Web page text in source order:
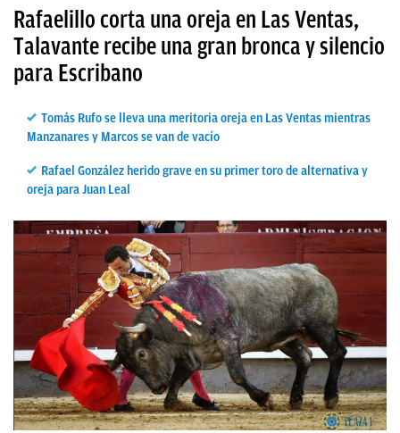
Rafaelillo corta una oreja en Las Ventas,
Talavante recibe una gran bronca y silencio
para Escribano
Tomás Rufo se lleva una meritoria oreja en Las Ventas mientras
Manzanares y Marcos se van de vacío
Rafael González herido grave en su primer toro de alternativa y
oreja para Juan Leal